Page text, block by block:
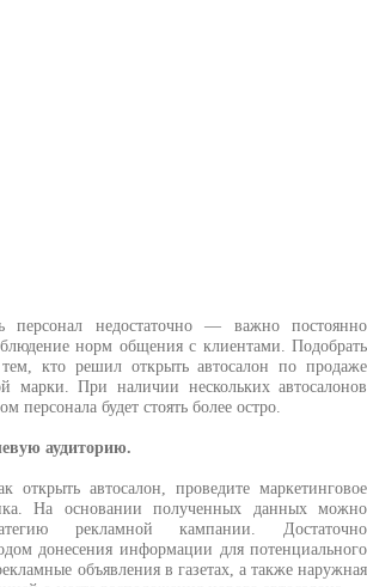
персонал недостаточно — важно постоянно
норм общения с клиентами. Подобрать
кто решил открыть автосалон по продаже
марки. При наличии нескольких автосалонов
персонала будет стоять более остро.
аудиторию.
открыть автосалон, проведите маркетинговое
На основании полученных данных можно
рекламной кампании. Достаточно
донесения информации для потенциального
объявления в газетах, а также наружная